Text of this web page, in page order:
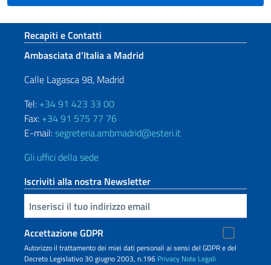
Sezione footer
Recapiti e Contatti
Ambasciata d’Italia a Madrid
Calle Lagasca 98, Madrid
Tel: +34 91 423 33 00
Fax: +34 91 575 77 76
E-mail:segreteria.ambmadrid@esteri.it
Gli uffici della sede
Iscriviti alla nostra Newsletter
Inserisci la tua email
Accettazione GDPR
Autorizzo il trattamento dei miei dati personali ai sensi del GDPR e del
Decreto Legislativo 30 giugno 2003, n.196 Privacy Note Legali